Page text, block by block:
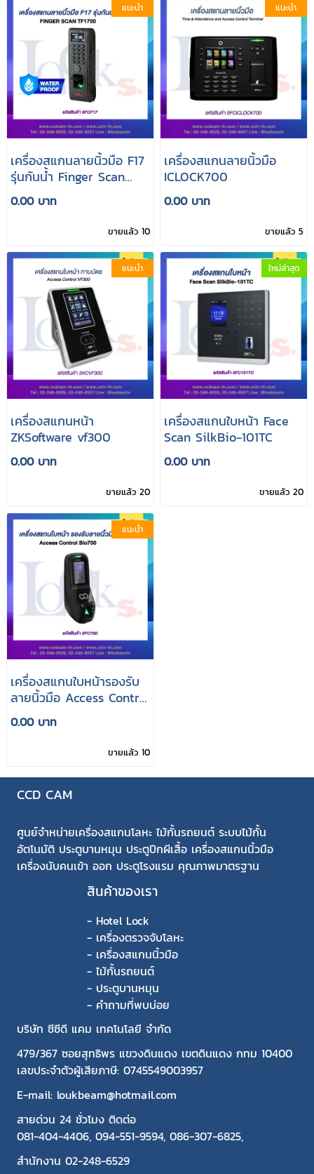
แนะนำ
เครื่องสแกนลายนิ้วมือ F17
รุ่นกันน้ำ Finger Scan
TF1700
0.00 บาท
ขายแล้ว 10
แนะนำ
เครื่องสแกนลายนิ้วมือ
ICLOCK700
0.00 บาท
ขายแล้ว 5
แนะนำ
เครื่องสแกนหน้า
ZKSoftware vf300
0.00 บาท
ขายแล้ว 20
ใหม่ล่าสุด
เครื่องสแกนใบหน้า Face
Scan SilkBio-101TC
0.00 บาท
ขายแล้ว 20
แนะนำ
เครื่องสแกนใบหน้ารองรับ
ลายนิ้วมือ Access Control
Bio700
0.00 บาท
ขายแล้ว 10
CCD CAM
ศูนย์จำหน่ายเครื่องสแกนโลหะ ไม้กั้นรถยนต์ ระบบไม้กั้น
อัตโนมัติ ประตูบานหมุน ประตูปีกผีเสื้อ เครื่องสแกนนิ้วมือ
เครื่องนับคนเข้า ออก ประตูโรงแรม คุณภาพมาตรฐาน
สินค้าของเรา
- Hotel Lock
- เครื่องตรวจจับโลหะ
- เครื่องสแกนนิ้วมือ
- ไม้กั้นรถยนต์
- ประตูบานหมุน
- คำถามที่พบบ่อย
บริษัท ซีซีดี แคม เทคโนโลยี จำกัด
479/367 ซอยสุทธิพร แขวงดินแดง เขตดินแดง กทม 10400
เลขประจำตัวผู้เสียภาษี: 0745549003957
E-mail: loukbeam@hotmail.com
สายด่วน 24 ชั่วโมง ติดต่อ
081-404-4406, 094-551-9594, 086-307-6825,
สำนักงาน 02-248-6529